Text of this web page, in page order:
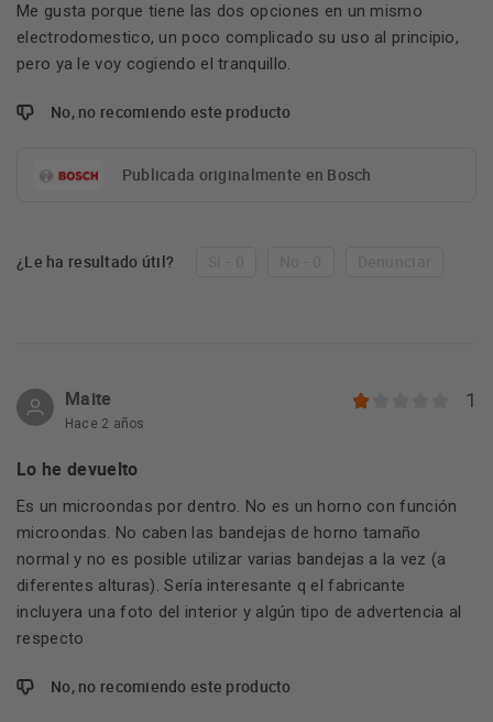
Me gusta porque tiene las dos opciones en un mismo
electrodomestico, un poco complicado su uso al principio,
pero ya le voy cogiendo el tranquillo.
No, no recomiendo este producto
Publicada originalmente en Bosch
¿Le ha resultado útil?
Maite
Hace 2 años
1
Lo he devuelto
Es un microondas por dentro. No es un horno con función
microondas. No caben las bandejas de horno tamaño
normal y no es posible utilizar varias bandejas a la vez (a
diferentes alturas). Sería interesante q el fabricante
incluyera una foto del interior y algún tipo de advertencia al
respecto
No, no recomiendo este producto